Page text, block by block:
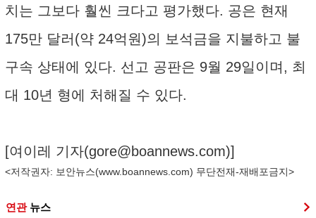
치는 그보다 훨씬 크다고 평가했다. 공은 현재
175만 달러(약 24억원)의 보석금을 지불하고 불
구속 상태에 있다. 선고 공판은 9월 29일이며, 최
대 10년 형에 처해질 수 있다.
[여이레 기자(gore@boannews.com)]
<저작권자: 보안뉴스(www.boannews.com) 무단전재-재배포금지>
연관 뉴스